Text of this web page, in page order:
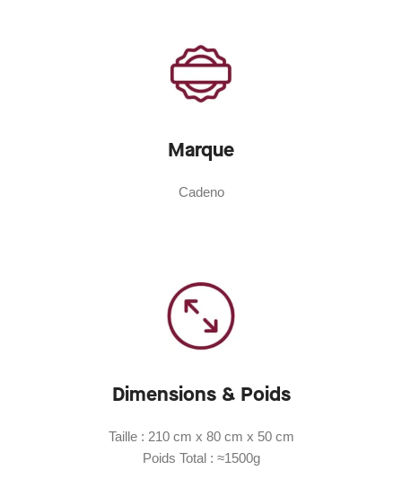
Marque
Cadeno
Dimensions & Poids
Taille : 210 cm x 80 cm x 50 cm
Poids Total : ≈1500g